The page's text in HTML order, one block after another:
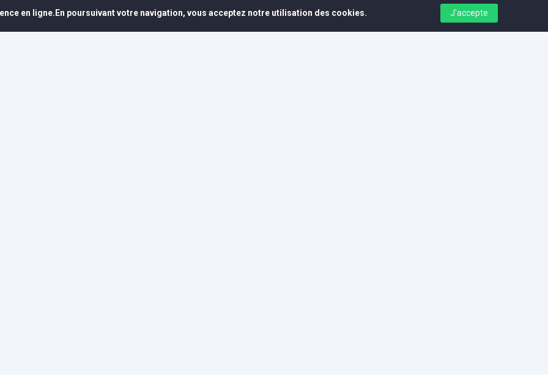
30 000 CFAà partir de
4 000 CFAà partir de
15 000 CFAà partir de
en ligne.En poursuivant votre navigation, vous acceptez notre utilisation des cookies. J'accepte